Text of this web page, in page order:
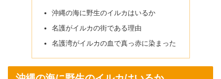
沖縄の海に野生のイルカはいるか
名護がイルカの街である理由
名護湾がイルカの血で真っ赤に染まった